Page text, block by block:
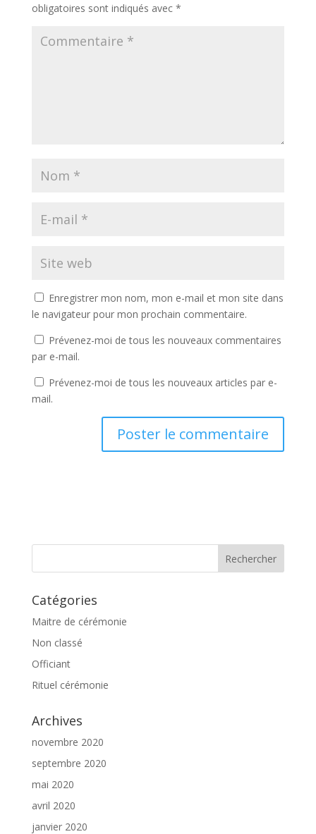
obligatoires sont indiqués avec *
Enregistrer mon nom, mon e-mail et mon site dans
le navigateur pour mon prochain commentaire.
Prévenez-moi de tous les nouveaux commentaires
par e-mail.
Prévenez-moi de tous les nouveaux articles par e-
mail.
Catégories
Maitre de cérémonie
Non classé
Officiant
Rituel cérémonie
Archives
novembre 2020
septembre 2020
mai 2020
avril 2020
janvier 2020